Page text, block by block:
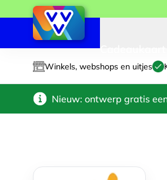
Winkels, webshops en uitjes
Nieuw: ontwerp gratis